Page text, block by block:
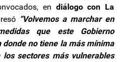
en diálogo con La
“Volvemos a marchar en
que este Gobierno
donde no tiene la más mínima
los sectores más vulnerables